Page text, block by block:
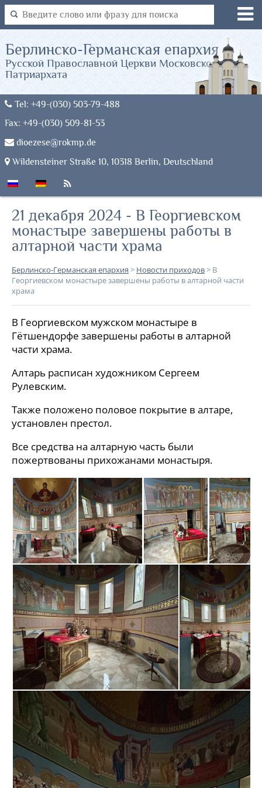
Tel: +49-(030) 503-79-488
Fax: +49-(030) 509-81-53
dioezese@rokmp.de
Wildensteiner Straße 10, 10318 Berlin, Deutschland
Берлинско-Германская епархия
Русской Православной Церкви Московского
Патриархата
21 декабря 2024 - В Георгиевском
монастыре завершены работы в
алтарной части храма
Берлинско-Германская епархия > Новости приходов> В
Георгиевском монастыре завершены работы в алтарной части
храма
В Георгиевском мужском монастыре в
Гётшендорфе завершены работы в алтарной
части храма.
Алтарь расписан художником Сергеем
Рулевским.
Также положено половое покрытие в алтаре,
установлен престол.
Все средства на алтарную часть были
пожертвованы прихожанами монастыря.